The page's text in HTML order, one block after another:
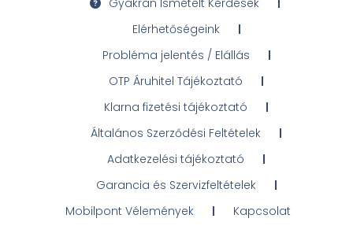
Elérhetőségeink
Probléma jelentés / Elállás
OTP Áruhitel Tájékoztató
Klarna fizetési tájékoztató
Általános Szerződési Feltételek
Adatkezelési tájékoztató
Garancia és Szervizfeltételek
Mobilpont Vélemények
Kapcsolat